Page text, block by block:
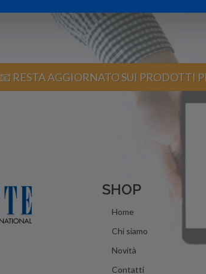
📧 RESTA AGGIORNATO SUI PRODOTTI
SHOP
Home
Chi siamo
Novità
Contatti